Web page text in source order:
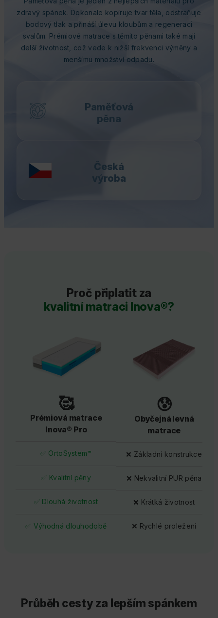
zdravý spánek. Dokonale kopíruje tvar těla, odstraňuje
bodový tlak a přináší úlevu kloubům a regeneraci
svalům. Prémiové matrace s těmito pěnami také mají
delší životnost, což vede k nižší frekvenci výměny a
menšímu množství odpadu.
Paměťová
pěna
Česká
výroba
Proč připlatit za
kvalitní matraci Inova®?
🥰
Prémiová matrace
Inova® Pro
✅ OrtoSystem™
✅ Kvalitní pěny
✅ Dlouhá životnost
✅ Výhodná dlouhodobě
😰
Obyčejná levná
matrace
❌ Základní konstrukce
❌ Nekvalitní PUR pěna
❌ Krátká životnost
❌ Rychlé proležení
Průběh cesty za lepším spánkem